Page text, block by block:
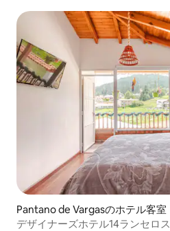
Pantano de Vargasのホテル客室
デザイナーズホテル14ランセロス